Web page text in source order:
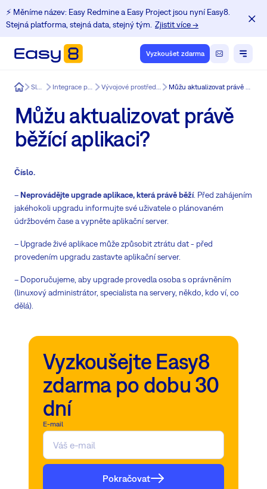
⚡️ Měníme název: Easy Redmine a Easy Project jsou nyní Easy8.
Stejná platforma, stejná data, stejný tým. Zjistit více →
Vyzkoušet zdarma
Easy8 Služby Integrace pro Easy8 Vývojové prostředí pro Easy8 Můžu aktualizovat právě běžící aplikaci?
Můžu aktualizovat právě
běžící aplikaci?
Číslo.
– Neprovádějte upgrade aplikace, která právě běží. Před zahájením
jakéhokoli upgradu informujte své uživatele o plánovaném
údržbovém čase a vypněte aplikační server.
– Upgrade živé aplikace může způsobit ztrátu dat - před
provedením upgradu zastavte aplikační server.
– Doporučujeme, aby upgrade provedla osoba s oprávněním
(linuxový administrátor, specialista na servery, někdo, kdo ví, co
dělá).
Vyzkoušejte Easy8
zdarma po dobu 30
dní
E-mail
Pokračovat